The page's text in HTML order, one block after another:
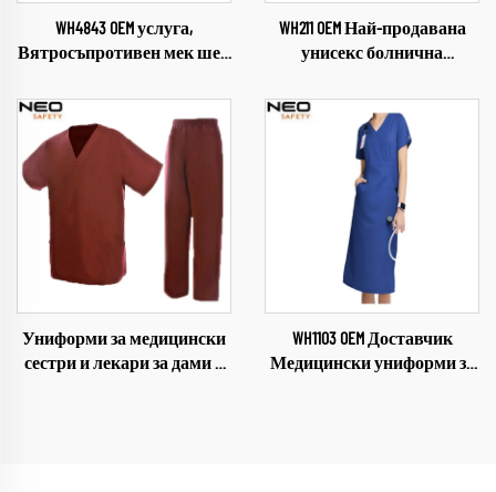
WH4843 OEM услуга,
Вятросъпротивен мек шел
Облекло за къмпинг и
походи, Меко яке за мъже,
яке с отмываем капюшон
WH211 OEM Най-продавана
унисекс болнична
полиестер, бяла,
многократно използваема,
докторска униформа, смес
от полиестер и памук, бяла
докторска престилка
Униформи за медицински
сестри и лекари за дами и
WH1103 OEM Доставчик
Медицински униформи за